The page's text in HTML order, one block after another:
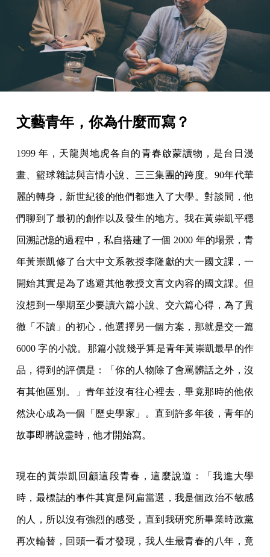
文藝青年，你為什麼而寫？
1999 年，天龍與地虎各自的青春啟蒙讀物，是台日漫
畫、籃球雜誌與言情小說、三三集團的跨度。90年代華
麗的轉身，新世紀後的他們都進入了大學。對談間，他
們聊到了最初的創作以及發生的地方。我在黃崇凱平穩
回溯記憶的過程中，私自搭建了一個 2000 年的場景，青
年黃崇凱修了台大中文系教授李隆獻的大一國文課，一
開始其實是為了逃避其他教授文言文內容的國文課。但
沒想到一學期至少要讀六篇小說、交六篇心得，為了貫
徹「不讀」的初心，他選擇另一個方案，那就是交一篇
6000 字的小說。那篇小說幾乎算是青年黃崇凱最早的作
品，得到的評價是：「你的人物除了會罵髒話之外，沒
有其他區別。」青年並沒有往心裡去，畢竟那時的他依
然決心成為一個「歷史學家」。直到許多年後，青年的
故事即將說盡時，他才開始寫。
現在的黃崇凱回顧這段青春，這麼說道：「我進大學
時，最標誌的事件其實是阿扁當選，我是個政治不敏感
的人，所以沒有強烈的感受，直到我研究所畢業時政黨
再次輪替，回頭一看才發現，我人生最青春的八年，竟